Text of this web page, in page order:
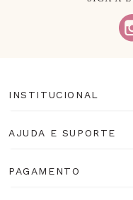
INSTITUCIONAL
AJUDA E SUPORTE
PAGAMENTO